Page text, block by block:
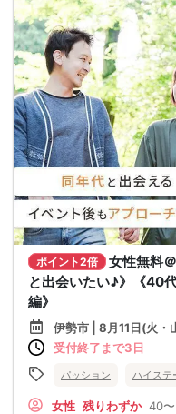
ポイント2倍
女性無料
と出会いたい♪》《40
編》
伊勢市 | 8月11日(火・
受付終了まで3日
パッション ハイステ
女性 残りわずか 40